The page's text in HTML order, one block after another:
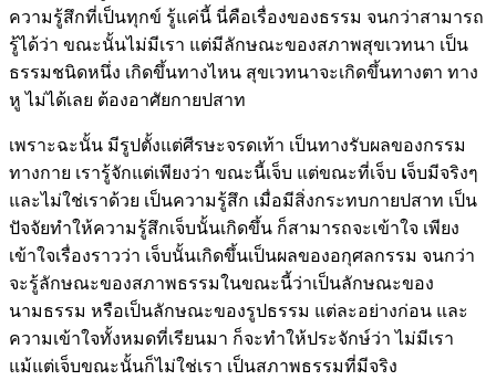
ความรู้สึกที่เป็นทุกข์ รู้แค่นี้ นี่คือเรื่องของธรรม จนกว่าสามารถ
รู้ได้ว่า ขณะนั้นไม่มีเรา แต่มีลักษณะของสภาพสุขเวทนา เป็น
ธรรมชนิดหนึ่ง เกิดขึ้นทางไหน สุขเวทนาจะเกิดขึ้นทางตา ทาง
หู ไม่ได้เลย ต้องอาศัยกายปสาท
เพราะฉะนั้น มีรูปตั้งแต่ศีรษะจรดเท้า เป็นทางรับผลของกรรม
ทางกาย เรารู้จักแต่เพียงว่า ขณะนี้เจ็บ แต่ขณะที่เจ็บ เจ็บมีจริงๆ
และไม่ใช่เราด้วย เป็นความรู้สึก เมื่อมีสิ่งกระทบกายปสาท เป็น
ปัจจัยทำให้ความรู้สึกเจ็บนั้นเกิดขึ้น ก็สามารถจะเข้าใจ เพียง
เข้าใจเรื่องราวว่า เจ็บนั้นเกิดขึ้นเป็นผลของอกุศลกรรม จนกว่า
จะรู้ลักษณะของสภาพธรรมในขณะนี้ว่าเป็นลักษณะของ
นามธรรม หรือเป็นลักษณะของรูปธรรม แต่ละอย่างก่อน และ
ความเข้าใจทั้งหมดที่เรียนมา ก็จะทำให้ประจักษ์ว่า ไม่มีเรา
แม้แต่เจ็บขณะนั้นก็ไม่ใช่เรา เป็นสภาพธรรมที่มีจริง